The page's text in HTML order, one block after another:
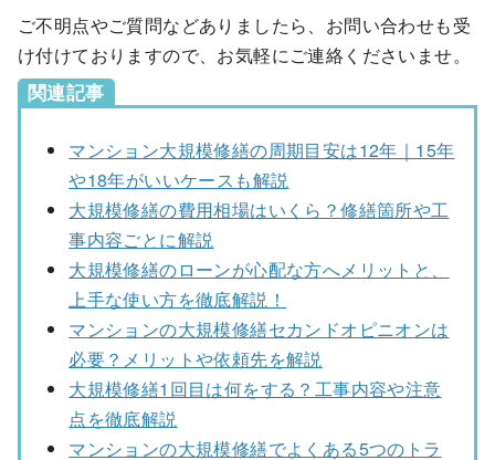
ご不明点やご質問などありましたら、お問い合わせも受
け付けておりますので、お気軽にご連絡くださいませ。
関連記事
マンション大規模修繕の周期目安は12年｜15年
や18年がいいケースも解説
大規模修繕の費用相場はいくら？修繕箇所や工
事内容ごとに解説
大規模修繕のローンが心配な方へメリットと、
上手な使い方を徹底解説！
マンションの大規模修繕セカンドオピニオンは
必要？メリットや依頼先を解説
大規模修繕1回目は何をする？工事内容や注意
点を徹底解説
マンションの大規模修繕でよくある5つのトラ